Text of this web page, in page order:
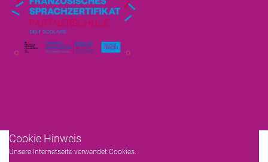
Cookie Hinweis
Unsere Internetseite verwendet Cookies.